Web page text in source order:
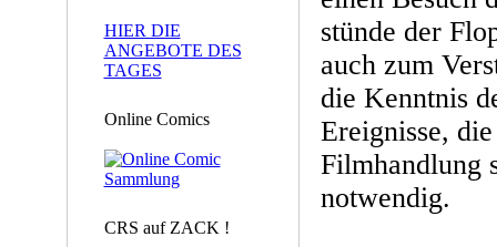
HIER DIE
ANGEBOTE DES
TAGES
Online Comics
CRS auf ZACK !
stünde der
auch zum
die Kenntnis
Ereignisse,
Filmhandlung
notwendig.